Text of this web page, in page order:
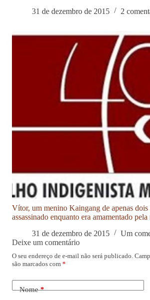
31 de dezembro de 2015
2
Vítor, um menino Kaingang de apenas dois
assassinado enquanto era amamentado pela
31 de dezembro de 2015
Um
Deixe um comentário
O seu endereço de e-mail não será publicado.
são marcados com *
Nome*